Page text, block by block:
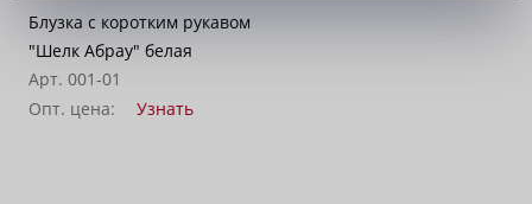
Блузка с коротким рукавом
"Шелк Абрау" белая
Арт. 001-01
Опт. цена:
Узнать